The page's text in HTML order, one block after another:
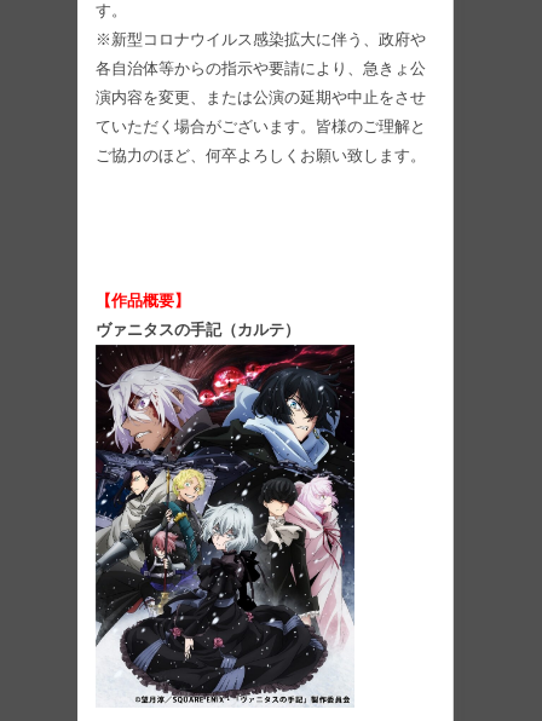
す。
※新型コロナウイルス感染拡大に伴う、政府や
各自治体等からの指示や要請により、急きょ公
演内容を変更、または公演の延期や中止をさせ
ていただく場合がございます。皆様のご理解と
ご協力のほど、何卒よろしくお願い致します。
【作品概要】
ヴァニタスの手記（カルテ）